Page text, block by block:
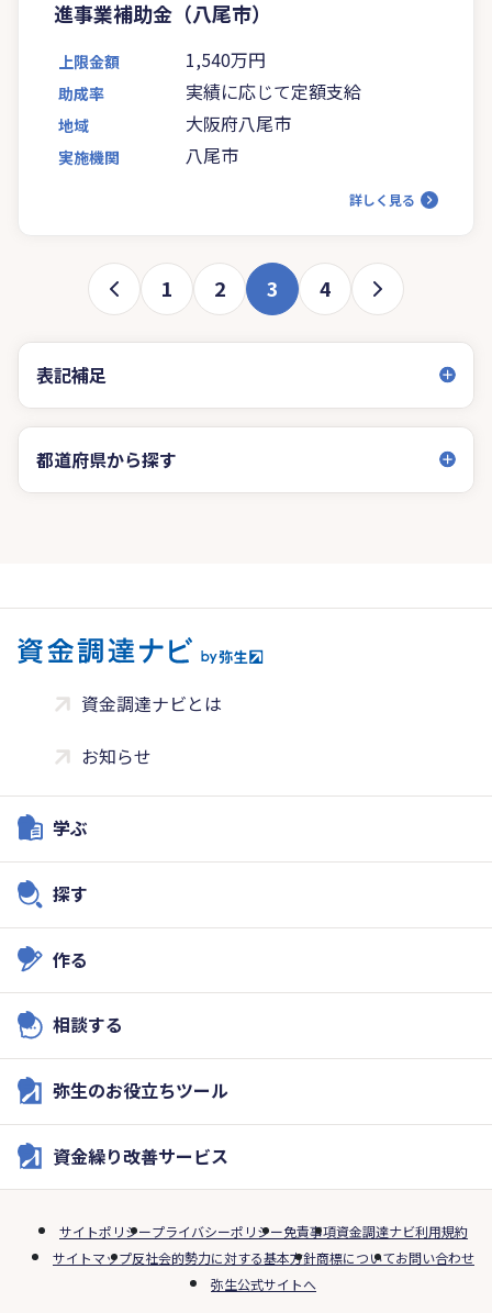
進事業補助金（八尾市）
上限金額 1,540万円
助成率 実績に応じて定額支給
地域 大阪府八尾市
実施機関 八尾市
詳しく見る
1 2 3 4
表記補足
都道府県から探す
資金調達ナビとは
お知らせ
学ぶ
探す
作る
相談する
弥生のお役立ちツール
資金繰り改善サービス
サイトポリシープライバシーポリシー免責事項資金調達ナビ利用規約
サイトマップ反社会的勢力に対する基本方針商標についてお問い合わせ
弥生公式サイトへ